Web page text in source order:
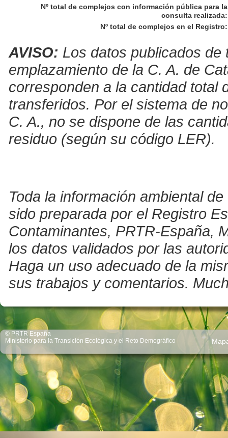
Nº total de complejos con información pública para la
consulta realizada:
Nº total de complejos en el Registro:
AVISO: Los datos publicados
emplazamiento de la C. A. de
corresponden a la cantidad total
transferidos. Por el sistema de
C. A., no se dispone de las
residuo (según su código LER).
Toda la información ambiental
sido preparada por el Registro
Contaminantes, PRTR-España,
los datos validados por las
Haga un uso adecuado de la
sus trabajos y comentarios.
© PRTR España
Ministerio para la Transición Ecológica y el Reto Demográfico